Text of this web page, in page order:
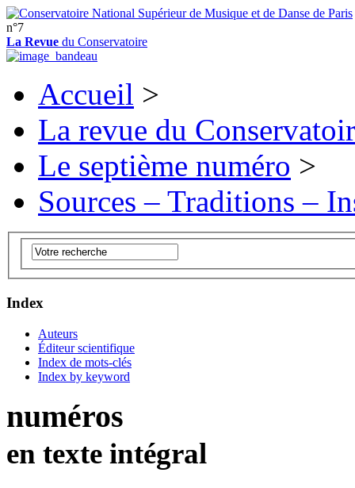
n°7
La Revue du Conservatoire
Accueil >
La revue du
Le septième numéro >
Sources – Traditions –
Index
Auteurs
Éditeur scientifique
Index de mots-clés
Index by keyword
numéros
en texte intégral